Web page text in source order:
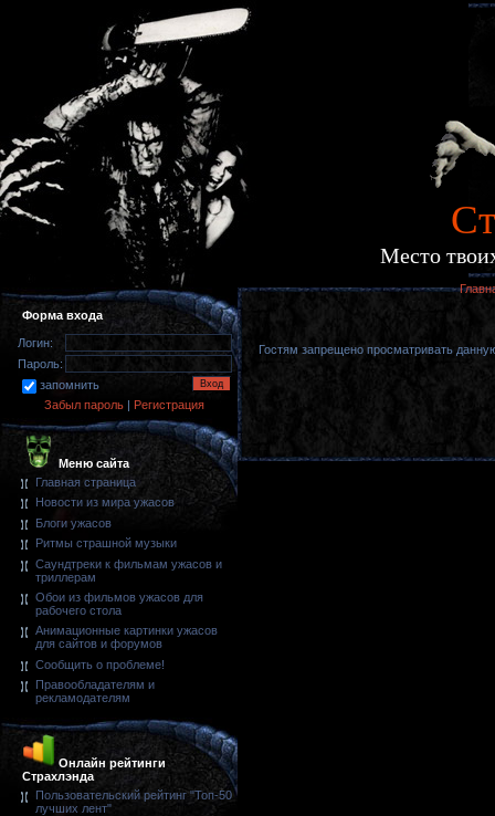
Место
Форма входа
Логин:
Пароль:
запомнить
Забыл пароль | Регистрация
Меню сайта
Главная страница
Новости из мира ужасов
Блоги ужасов
Ритмы страшной музыки
Саундтреки к фильмам ужасов и
триллерам
Обои из фильмов ужасов для
рабочего стола
Анимационные картинки ужасов
для сайтов и форумов
Сообщить о проблеме!
Правообладателям и
рекламодателям
Онлайн рейтинги
Страхлэнда
Пользовательский рейтинг "Топ-50
лучших лент"
Гостям запрещено просматривать